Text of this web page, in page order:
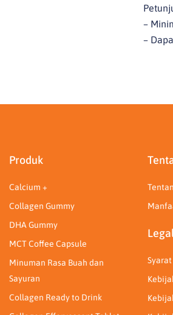
–
–
Produk
Calcium +
Collagen Gummy
DHA Gummy
MCT Coffee Capsule
Minuman Rasa Buah dan
Sayuran
Collagen Ready to Drink